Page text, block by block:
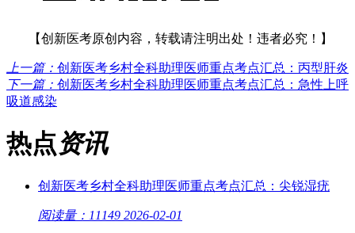
【创新医考原创内容，转载请注明出处！违者必究！】
上一篇： 创新医考乡村全科助理医师重点考点汇总：丙型肝炎
下一篇： 创新医考乡村全科助理医师重点考点汇总：急性上呼
吸道感染
热点资讯
创新医考乡村全科助理医师重点考点汇总：尖锐湿疣
阅读量：11149 2026-02-01